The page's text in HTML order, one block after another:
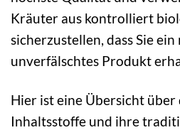
Kräuter aus kontrolliert
sicherzustellen, dass Sie
unverfälschtes Produkt
Hier ist eine Übersicht
Inhaltsstoffe und ihre